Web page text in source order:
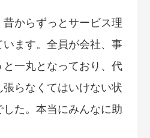
からずっとサービス理
ます。全員が会社、事
一丸となっており、代
らなくてはいけない状
た。本当にみんなに助